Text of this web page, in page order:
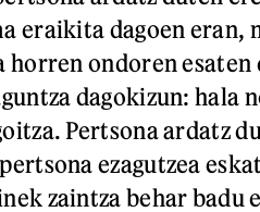
eraikita dagoen eran,
horren ondoren
dagokizun: hala
Pertsona ardatz
ezagutzea
zaintza behar